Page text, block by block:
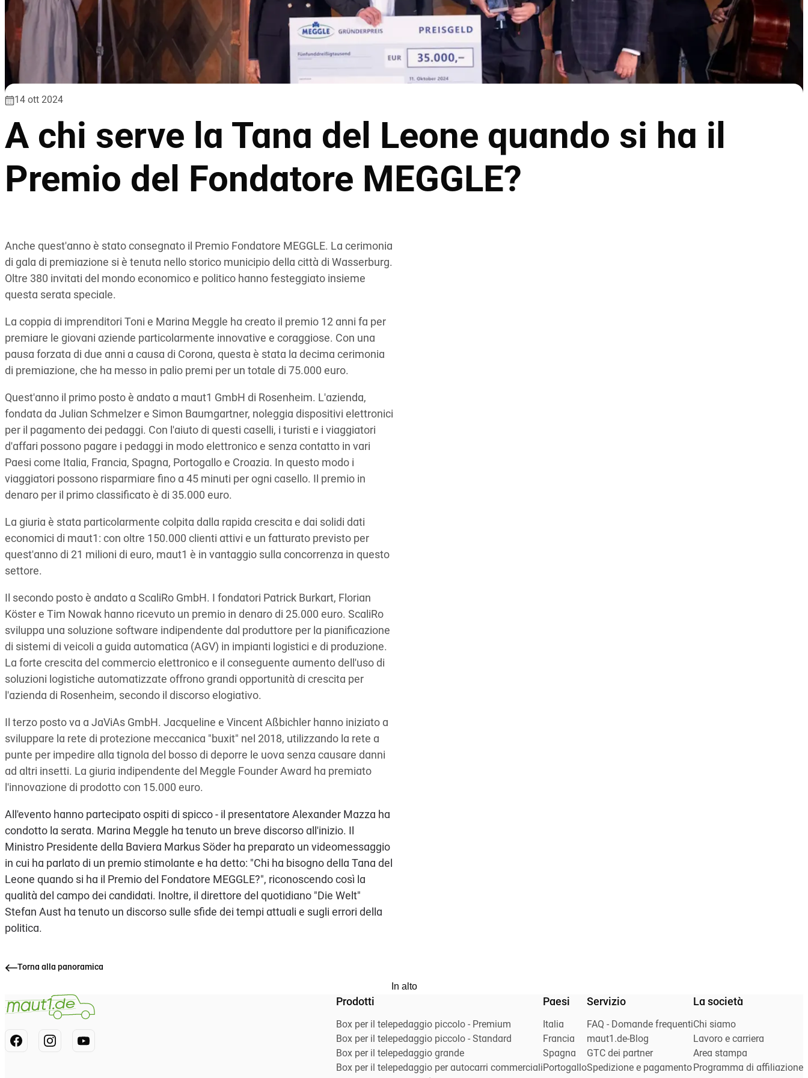
14 ott 2024
A chi serve la Tana del Leone quando si ha il
Premio del Fondatore MEGGLE?
Anche quest'anno è stato consegnato il Premio Fondatore MEGGLE. La cerimonia
di gala di premiazione si è tenuta nello storico municipio della città di Wasserburg.
Oltre 380 invitati del mondo economico e politico hanno festeggiato insieme
questa serata speciale.
La coppia di imprenditori Toni e Marina Meggle ha creato il premio 12 anni fa per
premiare le giovani aziende particolarmente innovative e coraggiose. Con una
pausa forzata di due anni a causa di Corona, questa è stata la decima cerimonia
di premiazione, che ha messo in palio premi per un totale di 75.000 euro.
Quest'anno il primo posto è andato a maut1 GmbH di Rosenheim. L'azienda,
fondata da Julian Schmelzer e Simon Baumgartner, noleggia dispositivi elettronici
per il pagamento dei pedaggi. Con l'aiuto di questi caselli, i turisti e i viaggiatori
d'affari possono pagare i pedaggi in modo elettronico e senza contatto in vari
Paesi come Italia, Francia, Spagna, Portogallo e Croazia. In questo modo i
viaggiatori possono risparmiare fino a 45 minuti per ogni casello. Il premio in
denaro per il primo classificato è di 35.000 euro.
La giuria è stata particolarmente colpita dalla rapida crescita e dai solidi dati
economici di maut1: con oltre 150.000 clienti attivi e un fatturato previsto per
quest'anno di 21 milioni di euro, maut1 è in vantaggio sulla concorrenza in questo
settore.
Il secondo posto è andato a ScaliRo GmbH. I fondatori Patrick Burkart, Florian
Köster e Tim Nowak hanno ricevuto un premio in denaro di 25.000 euro. ScaliRo
sviluppa una soluzione software indipendente dal produttore per la pianificazione
di sistemi di veicoli a guida automatica (AGV) in impianti logistici e di produzione.
La forte crescita del commercio elettronico e il conseguente aumento dell'uso di
soluzioni logistiche automatizzate offrono grandi opportunità di crescita per
l'azienda di Rosenheim, secondo il discorso elogiativo.
Il terzo posto va a JaViAs GmbH. Jacqueline e Vincent Aßbichler hanno iniziato a
sviluppare la rete di protezione meccanica "buxit" nel 2018, utilizzando la rete a
punte per impedire alla tignola del bosso di deporre le uova senza causare danni
ad altri insetti. La giuria indipendente del Meggle Founder Award ha premiato
l'innovazione di prodotto con 15.000 euro.
All'evento hanno partecipato ospiti di spicco - il presentatore Alexander Mazza ha
condotto la serata. Marina Meggle ha tenuto un breve discorso all'inizio. Il
Ministro Presidente della Baviera Markus Söder ha preparato un videomessaggio
in cui ha parlato di un premio stimolante e ha detto: "Chi ha bisogno della Tana del
Leone quando si ha il Premio del Fondatore MEGGLE?", riconoscendo così la
qualità del campo dei candidati. Inoltre, il direttore del quotidiano "Die Welt"
Stefan Aust ha tenuto un discorso sulle sfide dei tempi attuali e sugli errori della
politica.
Torna alla panoramica
In alto
Prodotti
Box per il telepedaggio piccolo - Premium
Box per il telepedaggio piccolo - Standard
Box per il telepedaggio grande
Box per il telepedaggio per autocarri commerciali
Paesi
Italia
Francia
Spagna
Portogallo
Servizio
FAQ - Domande frequenti
maut1.de-Blog
GTC dei partner
Spedizione e pagamento
La società
Chi siamo
Lavoro e carriera
Area stampa
Programma di affiliazione